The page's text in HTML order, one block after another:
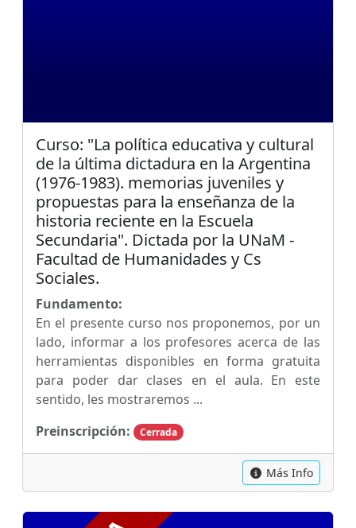
Curso: "La política educativa y cultural
de la última dictadura en la Argentina
(1976-1983). memorias juveniles y
propuestas para la enseñanza de la
historia reciente en la Escuela
Secundaria". Dictada por la UNaM -
Facultad de Humanidades y Cs
Sociales.
Fundamento:
En el presente curso nos proponemos, por un
lado, informar a los profesores acerca de las
herramientas disponibles en forma gratuita
para poder dar clases en el aula. En este
sentido, les mostraremos ...
Preinscripción:
Cerrada
Más Info